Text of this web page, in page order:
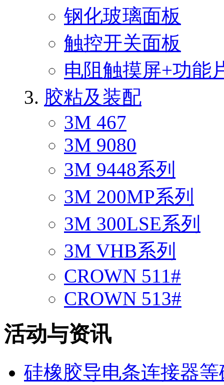
钢化玻璃面板
触控开关面板
电阻触摸屏+功能
胶粘及装配
3M 467
3M 9080
3M 9448系列
3M 200MP系列
3M 300LSE系列
3M VHB系列
CROWN 511#
CROWN 513#
活动与资讯
硅橡胶导电条连接器